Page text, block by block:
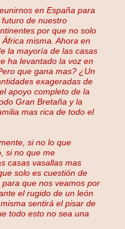
en España para
de nuestro
por que no solo
misma. Ahora en
la mayoría de las casas
ha levantado la voz en
que gana mas? ¿Un
exageradas de
apoyo completo de la
Gran Bretaña y la
mas rica de todo el
si no lo que
si no que me
casas vasallas mas
solo es cuestión de
que nos veamos por
el rugido de un león
sentirá el pisar de
todo esto no sea una